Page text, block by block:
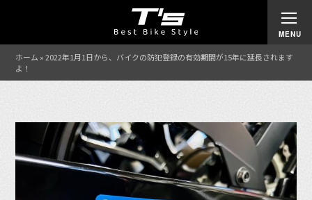
ホーム »2022年1月1日から、バイクの防犯登録の有効期間が15年に延長されます
よ！